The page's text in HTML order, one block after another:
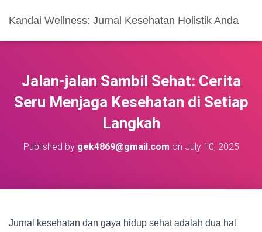
Kandai Wellness: Jurnal Kesehatan Holistik Anda
Jalan-jalan Sambil Sehat: Cerita
Seru Menjaga Kesehatan di Setiap
Langkah
Published by gek4869@gmail.com on July 10, 2025
Jurnal kesehatan dan gaya hidup sehat adalah dua hal